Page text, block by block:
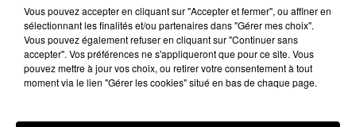
1er juin 2023 - 2 min 16 sec
LES INFOS DU TARN ET GARONNE DU
01/06/2023 À 10H00
Podcasts infos du Tarn et Garonne
Vous pouvez accepter en cliquant sur "Accepter et fermer", ou affiner en
sélectionnant les finalités et/ou partenaires dans "Gérer mes choix".
Vous pouvez également refuser en cliquant sur "Continuer sans
accepter". Vos préférences ne s'appliqueront que pour ce site. Vous
pouvez mettre à jour vos choix, ou retirer votre consentement à tout
moment via le lien "Gérer les cookies" situé en bas de chaque page.